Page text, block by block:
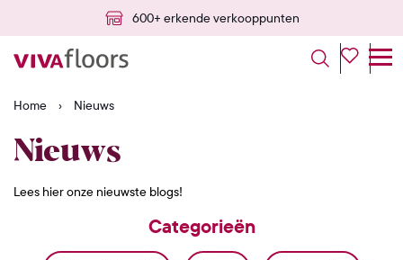
600+ erkende verkooppunten
Home › Nieuws
Nieuws
Lees hier onze nieuwste blogs!
Categorieën